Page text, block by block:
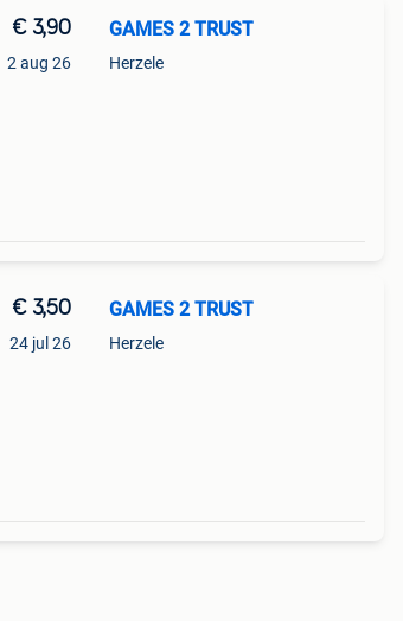
€ 3,90
2 aug 26
GAMES 2 TRUST
Herzele
€ 3,50
24 jul 26
GAMES 2 TRUST
Herzele